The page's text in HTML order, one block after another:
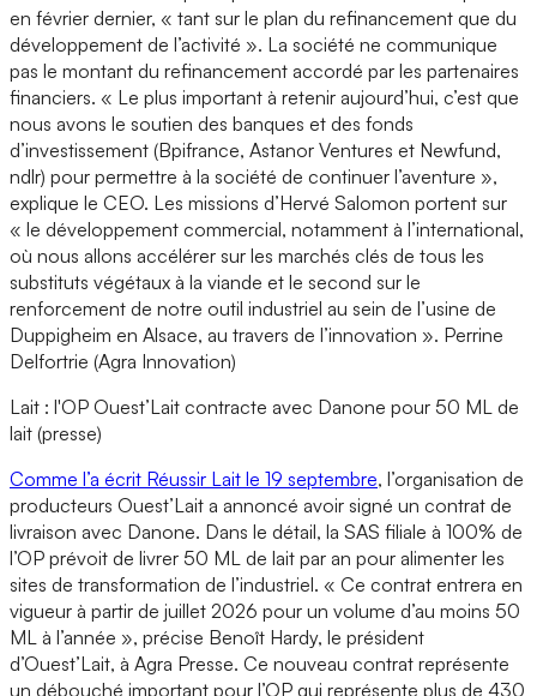
en février dernier, « tant sur le plan du refinancement que du
développement de l’activité ». La société ne communique
pas le montant du refinancement accordé par les partenaires
financiers. « Le plus important à retenir aujourd’hui, c’est que
nous avons le soutien des banques et des fonds
d’investissement (Bpifrance, Astanor Ventures et Newfund,
ndlr) pour permettre à la société de continuer l’aventure »,
explique le CEO. Les missions d’Hervé Salomon portent sur
« le développement commercial, notamment à l’international,
où nous allons accélérer sur les marchés clés de tous les
substituts végétaux à la viande et le second sur le
renforcement de notre outil industriel au sein de l’usine de
Duppigheim en Alsace, au travers de l’innovation ». Perrine
Delfortrie (Agra Innovation)
Lait : l'OP Ouest’Lait contracte avec Danone pour 50 ML de
lait (presse)
Comme l’a écrit Réussir Lait le 19 septembre, l’organisation de
producteurs Ouest’Lait a annoncé avoir signé un contrat de
livraison avec Danone. Dans le détail, la SAS filiale à 100% de
l’OP prévoit de livrer 50 ML de lait par an pour alimenter les
sites de transformation de l’industriel. « Ce contrat entrera en
vigueur à partir de juillet 2026 pour un volume d’au moins 50
ML à l’année », précise Benoît Hardy, le président
d’Ouest’Lait, à Agra Presse. Ce nouveau contrat représente
un débouché important pour l’OP qui représente plus de 430